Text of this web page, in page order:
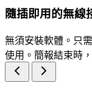
隨插即用的無線
無須安裝軟體。只
使用。簡報結束時